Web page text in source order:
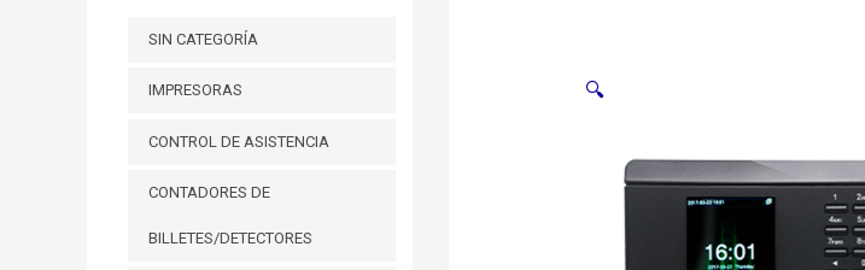
SIN CATEGORÍA
IMPRESORAS
CONTROL DE ASISTENCIA
CONTADORES DE
BILLETES/DETECTORES
🔍